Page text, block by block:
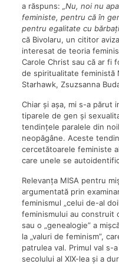
a răspuns: „Nu, noi nu
feministe, pentru că în
pentru egalitate cu
că Bivolaru, un cititor
interesat de teoria
Carole Christ sau că ar fi
de spiritualitate feministă
Starhawk, Zsuzsanna
Chiar și așa, mi s-a părut
tiparele de gen și
tendințele paralele din
neopăgâne. Aceste
cercetătoarele feministe
care unele se
Relevanța MISA pentru
argumentată prin
feminismul „celui de-al
feminismului au construit
sau o „genealogie” a
la „valuri de feminism”,
patrulea val. Primul val s-
secolului al XIX-lea și a